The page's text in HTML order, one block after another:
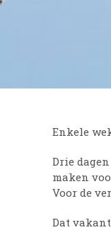
Enkele
Drie
maken
Voor de
Dat